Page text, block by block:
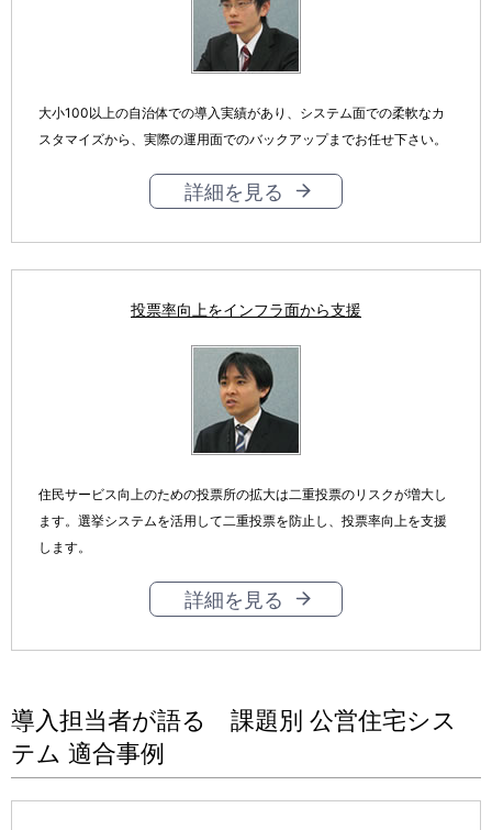
大小100以上の自治体での導入実績があり、システム面での柔軟なカ
スタマイズから、実際の運用面でのバックアップまでお任せ下さい。
詳細を見る
投票率向上をインフラ面から支援
住民サービス向上のための投票所の拡大は二重投票のリスクが増大し
ます。選挙システムを活用して二重投票を防止し、投票率向上を支援
します。
詳細を見る
導入担当者が語る 課題別 公営住宅シス
テム 適合事例